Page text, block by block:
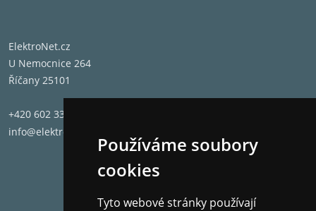
Používáme soubory
cookies
Tyto webové stránky používají
ElektroNet.cz
U Nemocnice 264
Říčany 25101
+420 602 331 662
info@elektronet.cz